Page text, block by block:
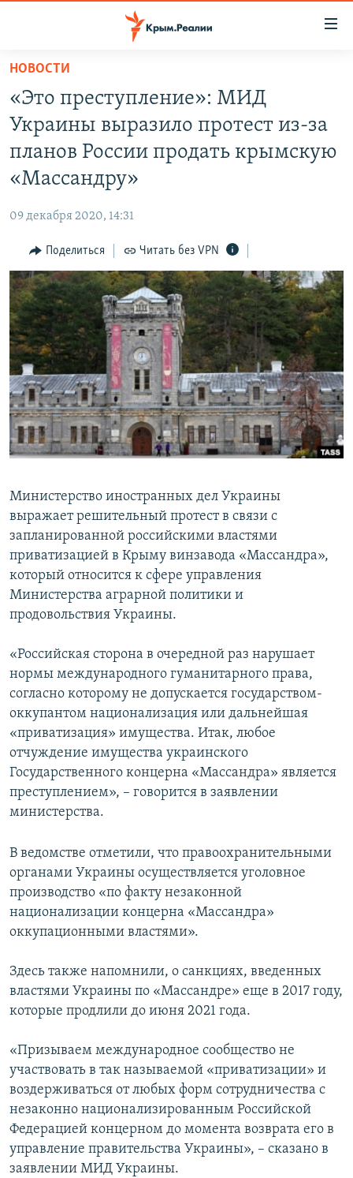
Вернуться
основному
содержанию
Вернутся
главной
Вернутся
поиску
СПЕЦПРОЕКТЫ
КАРТА ВОЕННЫХ ОБЪЕКТОВ КРЫМА
ВОДА
ИСТОРИЯ
ИНТЕРАКТИВ
ИНФОГРАФИКА
ТЕЛЕПРОЕКТ КРЫМ.РЕАЛИИ
СОВЕТЫ ПРАВОЗАЩИТНИКОВ
ПРОПАВШИЕ БЕЗ ВЕСТИ
ПОБЕДИТЕЛЕЙ НЕ СУДЯТ?
КРЫМ.НЕПОКОРЕННЫЙ
ELIFBE
УКРАИНСКАЯ ПРОБЛЕМА КРЫМА
РАДІО СВОБОДА
КАК ОБОЙТИ БЛОКИРОВКУ
Українською
Qırımtatar
ПРИСОЕДИНЯЙТЕСЬ!
НОВОСТИ
«Это преступление»: МИД
Украины выразило протест из-за
планов России продать крымскую
«Массандру»
09 декабря 2020, 14:31
Поделиться Читать без VPN
Министерство иностранных дел Украины
выражает решительный протест в связи с
запланированной российскими властями
приватизацией в Крыму винзавода «Массандра»,
который относится к сфере управления
Министерства аграрной политики и
продовольствия Украины.
«Российская сторона в очередной раз нарушает
нормы международного гуманитарного права,
согласно которому не допускается государством-
оккупантом национализация или дальнейшая
«приватизация» имущества. Итак, любое
отчуждение имущества украинского
Государственного концерна «Массандра» является
преступлением», – говорится в заявлении
министерства.
В ведомстве отметили, что правоохранительными
органами Украины осуществляется уголовное
производство «по факту незаконной
национализации концерна «Массандра»
оккупационными властями».
Здесь также напомнили, о санкциях, введенных
властями Украины по «Массандре» еще в 2017 году,
которые продлили до июня 2021 года.
«Призываем международное сообщество не
участвовать в так называемой «приватизации» и
воздерживаться от любых форм сотрудничества с
незаконно национализированным Российской
Федерацией концерном до момента возврата его в
управление правительства Украины», – сказано в
заявлении МИД Украины.